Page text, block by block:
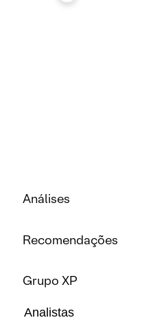
Análises
Recomendações
Grupo XP
Analistas